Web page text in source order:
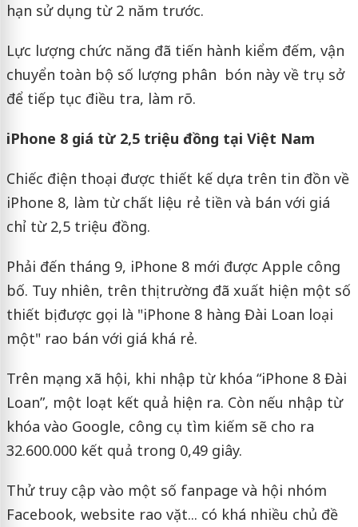
hạn sử dụng từ 2 năm trước.
Lực lượng chức năng đã tiến hành kiểm đếm, vận
chuyển toàn bộ số lượng phân bón này về trụ sở
để tiếp tục điều tra, làm rõ.
iPhone 8 giá từ 2,5 triệu đồng tại Việt Nam
Chiếc điện thoại được thiết kế dựa trên tin đồn về
iPhone 8, làm từ chất liệu rẻ tiền và bán với giá
chỉ từ 2,5 triệu đồng.
Phải đến tháng 9, iPhone 8 mới được Apple công
bố. Tuy nhiên, trên thị trường đã xuất hiện một số
thiết bị được gọi là "iPhone 8 hàng Đài Loan loại
một" rao bán với giá khá rẻ.
Trên mạng xã hội, khi nhập từ khóa “iPhone 8 Đài
Loan”, một loạt kết quả hiện ra. Còn nếu nhập từ
khóa vào Google, công cụ tìm kiếm sẽ cho ra
32.600.000 kết quả trong 0,49 giây.
Thử truy cập vào một số fanpage và hội nhóm
Facebook, website rao vặt... có khá nhiều chủ đề